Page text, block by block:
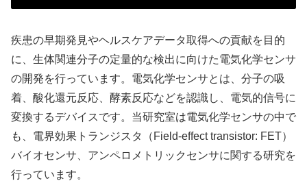
疾患の早期発見やヘルスケアデータ取得への貢献を目的
に、生体関連分子の定量的な検出に向けた電気化学センサ
の開発を行っています。電気化学センサとは、分子の吸
着、酸化還元反応、酵素反応などを認識し、電気的信号に
変換するデバイスです。当研究室は電気化学センサの中で
も、電界効果トランジスタ（Field-effect transistor: FET）
バイオセンサ、アンペロメトリックセンサに関する研究を
行っています。